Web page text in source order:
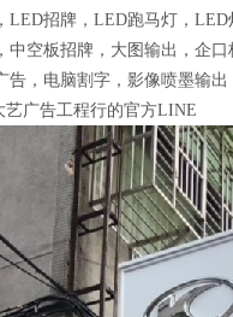
LED招牌，LED跑马灯，
中空板招牌，大图输出，企
告，电脑割字，影像喷墨输
广告工程行的官方LINE